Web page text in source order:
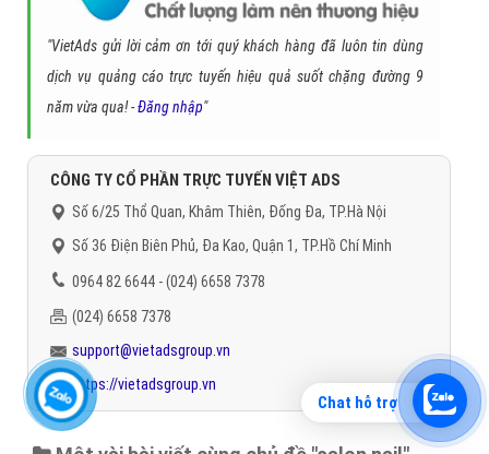
"VietAds gửi lời cảm ơn tới quý khách hàng đã luôn tin dùng
dịch vụ quảng cáo trực tuyến hiệu quả suốt chặng đường 9
năm vừa qua! -Đăng nhập"
CÔNG TY CỔ PHẦN TRỰC TUYẾN VIỆT ADS
Số 6/25 Thổ Quan, Khâm Thiên, Đống Đa, TP.Hà Nội
Số 36 Điện Biên Phủ, Đa Kao, Quận 1, TP.Hồ Chí Minh
0964 82 6644 - (024) 6658 7378
(024) 6658 7378
support@vietadsgroup.vn
https://vietadsgroup.vn
Chat hỗ trợ